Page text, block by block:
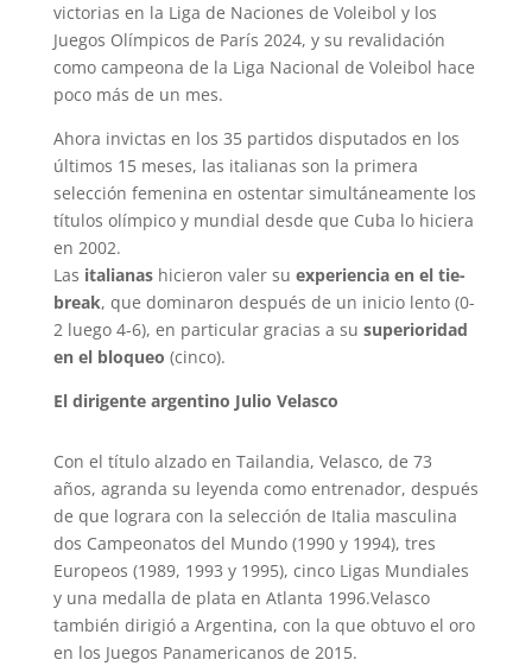
victorias en la Liga de Naciones de Voleibol y los
Juegos Olímpicos de París 2024, y su revalidación
como campeona de la Liga Nacional de Voleibol hace
poco más de un mes.
Ahora invictas en los 35 partidos disputados en los
últimos 15 meses, las italianas son la primera
selección femenina en ostentar simultáneamente los
títulos olímpico y mundial desde que Cuba lo hiciera
en 2002.
Las italianashicieron valer su experiencia en el tie-
break, que dominaron después de un inicio lento (0-
2 luego 4-6), en particular gracias a su superioridad
en el bloqueo (cinco).
El dirigente argentino Julio Velasco
Con el título alzado en Tailandia, Velasco, de 73
años, agranda su leyenda como entrenador, después
de que lograra con la selección de Italia masculina
dos Campeonatos del Mundo (1990 y 1994), tres
Europeos (1989, 1993 y 1995), cinco Ligas Mundiales
y una medalla de plata en Atlanta 1996.Velasco
también dirigió a Argentina, con la que obtuvo el oro
en los Juegos Panamericanos de 2015.